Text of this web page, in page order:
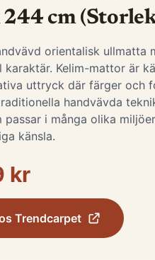
cm
orientalisk ullmatta
karaktär. Kelim-mattor är
uttryck där färger och
handvävda
passar i många olika
känsla.
kr
Trendcarpet